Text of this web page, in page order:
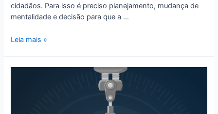
cidadãos. Para isso é preciso planejamento, mudança de
mentalidade e decisão para que a …
Leia mais »